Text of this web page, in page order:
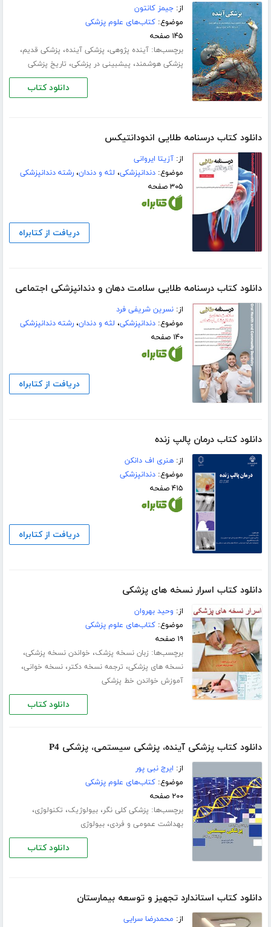
از:جیمز کانتون
موضوع:کتاب‌های علوم پزشکی
۱۴۵ صفحه
برچسب‌ها:آینده پژوهی، پزشکی آینده، پزشکی قدیم،
پزشکی هوشمند، پیشبینی در پزشکی، تاریخ پزشکی
دانلود کتاب
دانلود کتاب درسنامه طلایی اندودانتیکس
از:آزیتا ایروانی
موضوع:دندانپزشکی، لثه و دندان،رشته دندانپزشکی
۳۰۵ صفحه
دریافت از کتابراه
دانلود کتاب درسنامه طلایی سلامت دهان و دندانپزشکی اجتماعی
از:نسرین شریفی فرد
موضوع:دندانپزشکی، لثه و دندان،رشته دندانپزشکی
۱۴۰ صفحه
دریافت از کتابراه
دانلود کتاب درمان پالپ زنده
از:هنری اف دانکن
موضوع:دندانپزشکی
۴۱۵ صفحه
دریافت از کتابراه
دانلود کتاب اسرار نسخه های پزشکی
از: وحید بهروان
موضوع:کتاب‌های علوم پزشکی
۱۹ صفحه
برچسب‌ها: زبان نسخه پزشک، خواندن نسخه پزشکی،
نسخه های پزشکی، ترجمه نسخه دکتر،نسخه خوانی،
آموزش خواندن خط پزشکی
دانلود کتاب
دانلود کتاب پزشکی آینده، پزشکی سیستمی، پزشکی P4
از: ایرج نبی پور
موضوع:کتاب‌های علوم پزشکی
۲۰۰ صفحه
برچسب‌ها: پزشکی کلی نگر،بیولوژیک، تکنولوژی،
بهداشت عمومی و فردی،بیولوژی
دانلود کتاب
دانلود کتاب استاندارد تجهیز و توسعه بیمارستان
از: محمدرضا سرایی